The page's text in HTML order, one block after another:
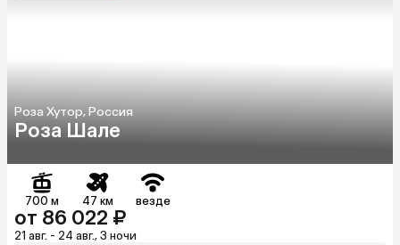
Роза Хутор, Россия
Роза Шале
700 м 47 км везде
от 86 022 ₽
21 авг. - 24 авг., 3 ночи